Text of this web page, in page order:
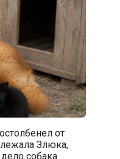
от
Злюка,
собака